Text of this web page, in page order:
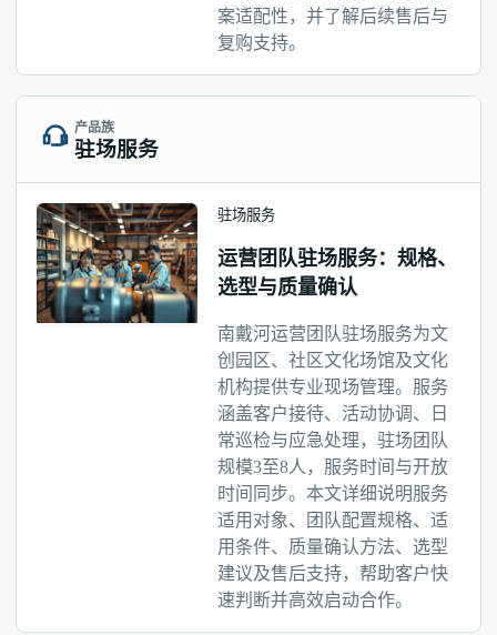
案适配性，并了解后续售后与
复购支持。
产品族
驻场服务
驻场服务
运营团队驻场服务：规格、
选型与质量确认
南戴河运营团队驻场服务为文
创园区、社区文化场馆及文化
机构提供专业现场管理。服务
涵盖客户接待、活动协调、日
常巡检与应急处理，驻场团队
规模3至8人，服务时间与开放
时间同步。本文详细说明服务
适用对象、团队配置规格、适
用条件、质量确认方法、选型
建议及售后支持，帮助客户快
速判断并高效启动合作。